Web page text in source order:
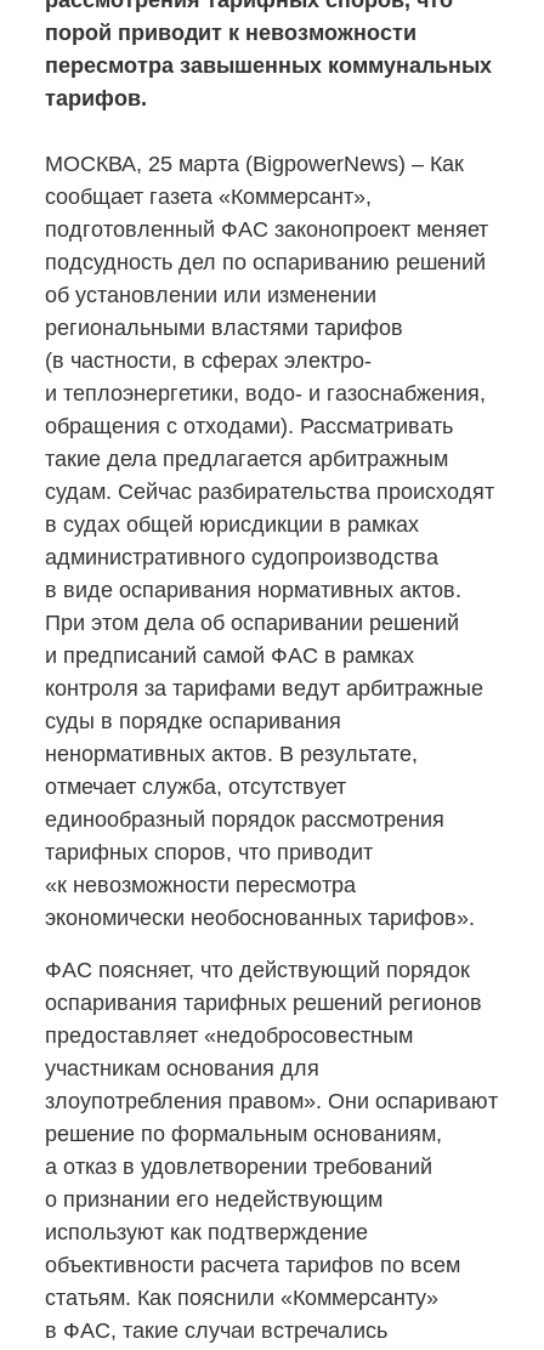
порой приводит к невозможности
пересмотра завышенных коммунальных
тарифов.
МОСКВА, 25 марта (BigpowerNews) – Как
сообщает газета «Коммерсант»,
подготовленный ФАС законопроект меняет
подсудность дел по оспариванию решений
об установлении или изменении
региональными властями тарифов
(в частности, в сферах электро-
и теплоэнергетики, водо- и газоснабжения,
обращения с отходами). Рассматривать
такие дела предлагается арбитражным
судам. Сейчас разбирательства происходят
в судах общей юрисдикции в рамках
административного судопроизводства
в виде оспаривания нормативных актов.
При этом дела об оспаривании решений
и предписаний самой ФАС в рамках
контроля за тарифами ведут арбитражные
суды в порядке оспаривания
ненормативных актов. В результате,
отмечает служба, отсутствует
единообразный порядок рассмотрения
тарифных споров, что приводит
«к невозможности пересмотра
экономически необоснованных тарифов».
ФАС поясняет, что действующий порядок
оспаривания тарифных решений регионов
предоставляет «недобросовестным
участникам основания для
злоупотребления правом». Они оспаривают
решение по формальным основаниям,
а отказ в удовлетворении требований
о признании его недействующим
используют как подтверждение
объективности расчета тарифов по всем
статьям. Как пояснили «Коммерсанту»
в ФАС, такие случаи встречались